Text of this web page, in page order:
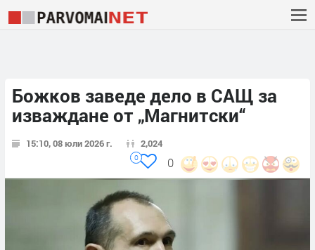
Божков заведе дело в САЩ за
изваждане от „Магнитски“
15:10, 08 юли 2026 г. 2,024
0
0